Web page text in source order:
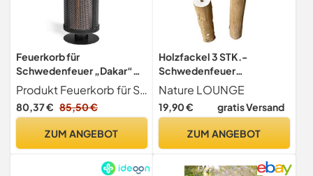
Feuerkorb für
Schwedenfeuer „Dakar“
Feuersäule aus Stahl
Gartenfackel als
Wärmequelle und Deko
Produkt Feuerkorb für Schwedenfeuer "Dakar" Fackel für den Garten Feuersäule als Wärmequelle oder Dekoration
80,37 € 85,50 €
ZUM ANGEBOT
Holzfackel 3 STK.-
Schwedenfeuer
Baumfackel Finnfackel
Garten Feuer Holz
(Schwedenfeuer, 30 cm)
Nature LOUNGE
19,90 € gratis Versand
ZUM ANGEBOT